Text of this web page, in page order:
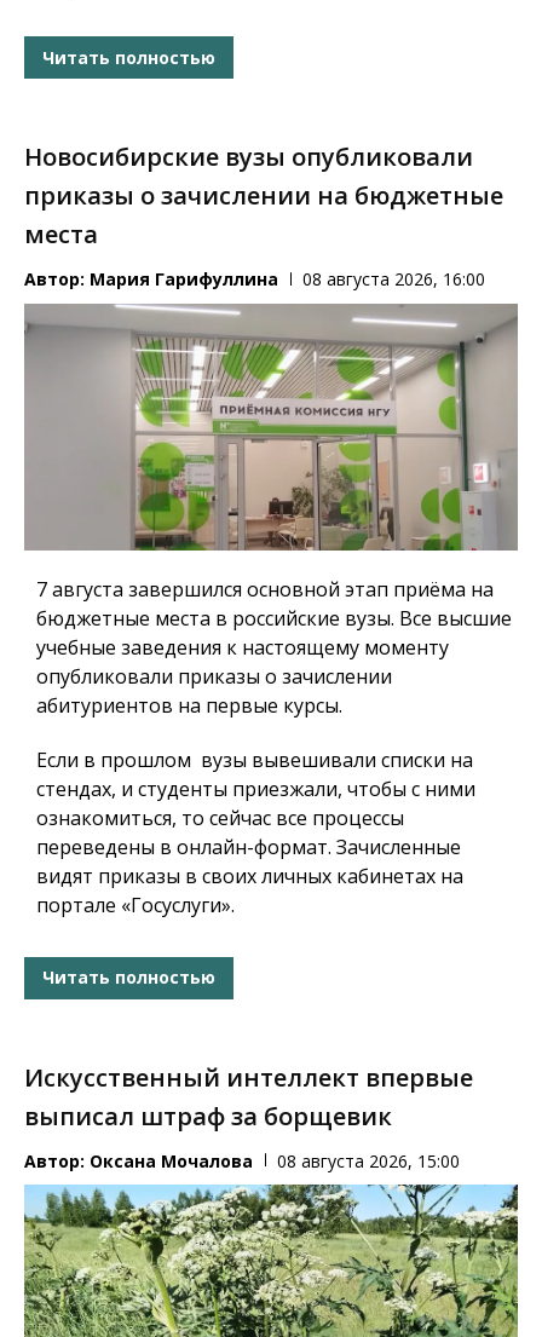
Читать полностью
Новосибирские вузы опубликовали
приказы о зачислении на бюджетные
места
Автор: Мария Гарифуллина 08 августа 2026, 16:00
7 августа завершился основной этап приёма на
бюджетные места в российские вузы. Все высшие
учебные заведения к настоящему моменту
опубликовали приказы о зачислении
абитуриентов на первые курсы.
Если в прошлом вузы вывешивали списки на
стендах, и студенты приезжали, чтобы с ними
ознакомиться, то сейчас все процессы
переведены в онлайн-формат. Зачисленные
видят приказы в своих личных кабинетах на
портале «Госуслуги».
Читать полностью
Искусственный интеллект впервые
выписал штраф за борщевик
Автор: Оксана Мочалова 08 августа 2026, 15:00